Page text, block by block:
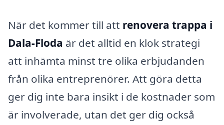
När det kommer till att renovera trappa i
Dala-Floda är det alltid en klok strategi
att inhämta minst tre olika erbjudanden
från olika entreprenörer. Att göra detta
ger dig inte bara insikt i de kostnader som
är involverade, utan det ger dig också